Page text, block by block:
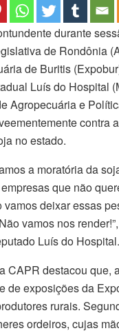
durante
de Rondônia
de Buritis
Luís do Hospital
Agropecuária e
contra
no estado.
a moratória da
que não
vamos deixar essas
vamos nos
Luís do Hospital.
CAPR destacou que,
de exposições da
rurais.
ordeiros, cujas